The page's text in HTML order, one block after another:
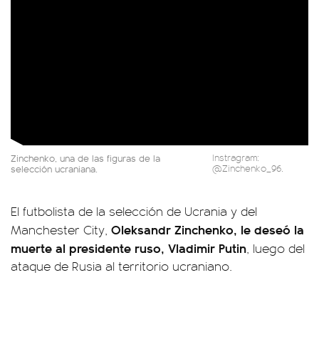
Zinchenko, una de las figuras de la
selección ucraniana.
Instragram:
@Zinchenko_96.
El futbolista de la selección de Ucrania y del
Manchester City, Oleksandr Zinchenko, le deseó la
muerte al presidente ruso, Vladimir Putin, luego del
ataque de Rusia al territorio ucraniano.